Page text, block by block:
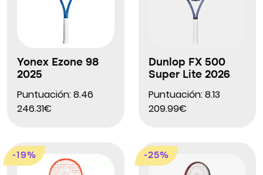
Yonex Ezone 98
2025
Puntuación: 8.46
246.31€
Dunlop FX 500
Super Lite 2026
Puntuación: 8.13
209.99€
-19% -25%